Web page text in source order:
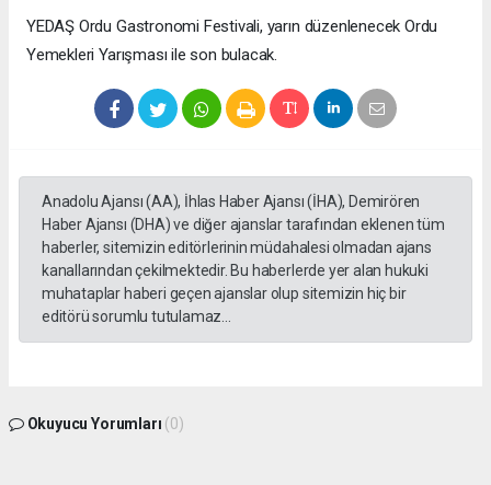
YEDAŞ Ordu Gastronomi Festivali, yarın düzenlenecek Ordu
Yemekleri Yarışması ile son bulacak.
Anadolu Ajansı (AA), İhlas Haber Ajansı (İHA), Demirören
Haber Ajansı (DHA) ve diğer ajanslar tarafından eklenen tüm
haberler, sitemizin editörlerinin müdahalesi olmadan ajans
kanallarından çekilmektedir. Bu haberlerde yer alan hukuki
muhataplar haberi geçen ajanslar olup sitemizin hiç bir
editörü sorumlu tutulamaz...
Okuyucu Yorumları (0)